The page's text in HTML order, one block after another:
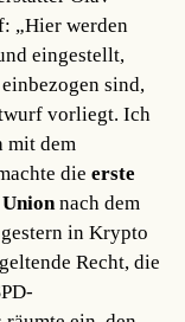
„Hier werden
eingestellt,
sind,
vorliegt. Ich
mit dem
dieerste
nach dem
in Krypto
Recht, die